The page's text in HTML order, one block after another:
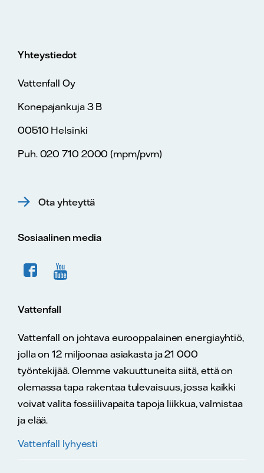
Yhteystiedot
Vattenfall Oy
Konepajankuja 3 B
00510 Helsinki
Puh. 020 710 2000 (mpm/pvm)
Ota yhteyttä
Sosiaalinen media
Vattenfall
Vattenfall on johtava eurooppalainen energiayhtiö,
jolla on 12 miljoonaa asiakasta ja 21 000
työntekijää. Olemme vakuuttuneita siitä, että on
olemassa tapa rakentaa tulevaisuus, jossa kaikki
voivat valita fossiilivapaita tapoja liikkua, valmistaa
ja elää.
Vattenfall lyhyesti